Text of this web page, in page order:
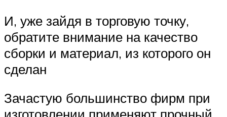
И, уже зайдя в торговую точку,
обратите внимание на качество
сборки и материал, из которого он
сделан
Зачастую большинство фирм при